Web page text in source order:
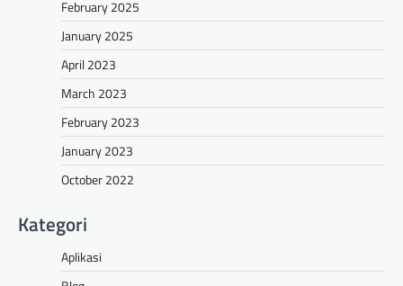
February 2025
January 2025
April 2023
March 2023
February 2023
January 2023
October 2022
Kategori
Aplikasi